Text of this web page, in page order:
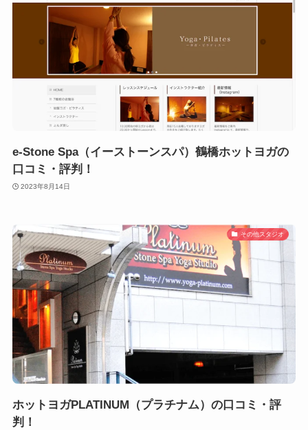
e-Stone Spa（イーストーンスパ）鶴橋ホットヨガの
口コミ・評判！
2023年8月14日
その他スタジオ
ホットヨガPLATINUM（プラチナム）の口コミ・評
判！